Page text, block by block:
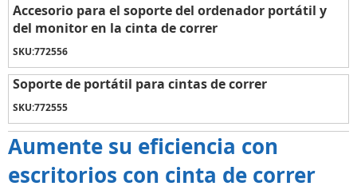
Accesorio para el soporte del ordenador portátil y
del monitor en la cinta de correr
SKU:772556
Soporte de portátil para cintas de correr
SKU:772555
Aumente su eficiencia con
escritorios con cinta de correr